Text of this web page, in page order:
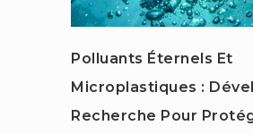
Polluants Éternels Et
Microplastiques :
Recherche Pour